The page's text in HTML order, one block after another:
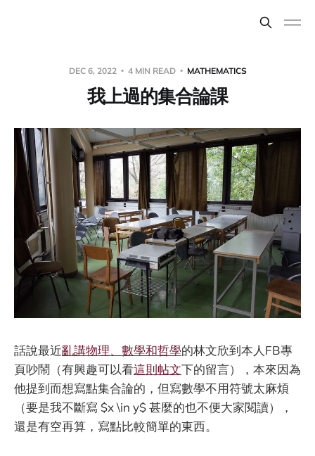
DEC 6, 2022 4 MIN READ MATHEMATICS
我上過的集合論課
話說最近亂講物理、數學和哲學的林文欣到本人FB專
頁吵鬧（有興趣可以看這則帖文下的留言），本來因為
他提到而想寫點集合論的，但寫數學不用符號太麻煩
（要是我不斷寫 $x \in y$甚麼的也不便大家閱讀），
還是有空再算，寫點比較簡單的東西。